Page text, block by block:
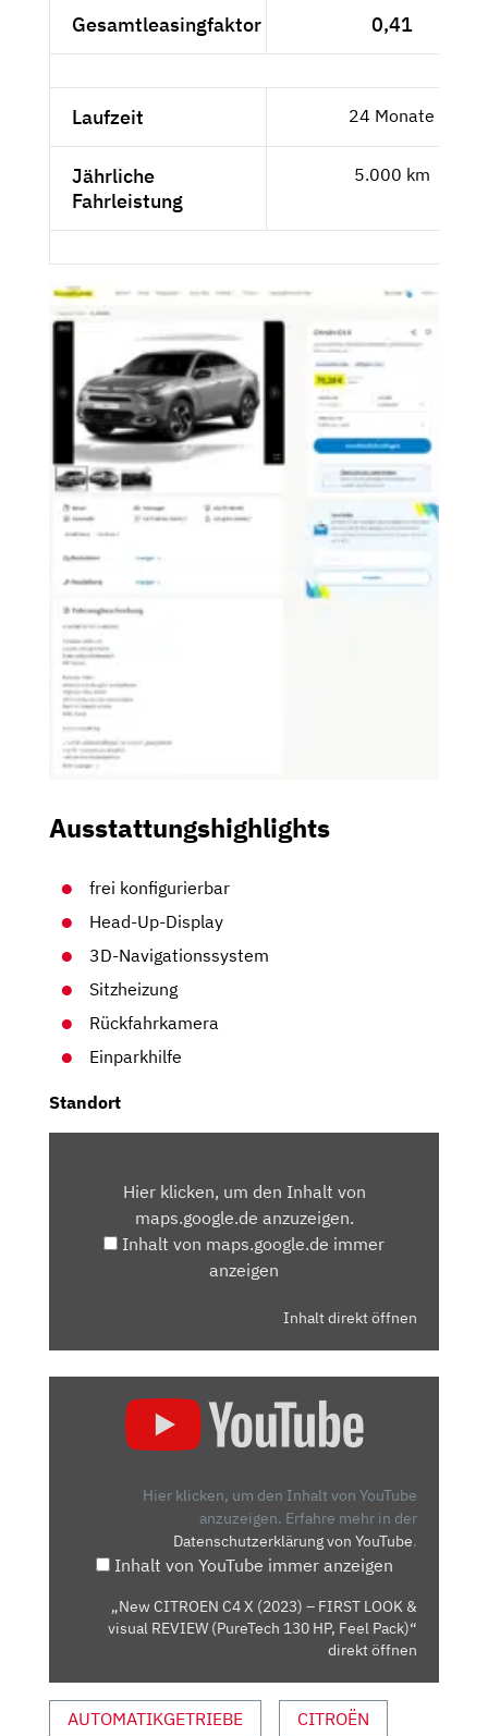
Gesamtleasingfaktor 0,41
Laufzeit 24 Monate
Jährliche
Fahrleistung
5.000 km
Ausstattungshighlights
frei konfigurierbar
Head-Up-Display
3D-Navigationssystem
Sitzheizung
Rückfahrkamera
Einparkhilfe
Standort
MAPS.GOOGLE.DEHier klicken, um den Inhalt von
maps.google.de anzuzeigen.
Inhalt von maps.google.de immer
anzeigen
Inhalt direkt öffnen
VISUAL
130
HP,
Hier klicken, um den Inhalt von YouTube
anzuzeigen. Erfahre mehr in der
Datenschutzerklärung von YouTube.
Inhalt von YouTube immer anzeigen
„New CITROEN C4 X (2023) – FIRST LOOK &
visual REVIEW (PureTech 130 HP, Feel Pack)“
direkt öffnen
AUTOMATIKGETRIEBE CITROËN